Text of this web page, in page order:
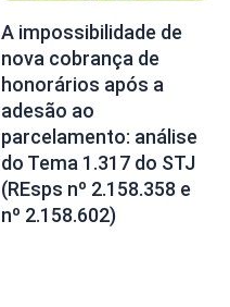
A impossibilidade de
nova cobrança de
honorários após a
adesão ao
parcelamento: análise
do Tema 1.317 do STJ
(REsps nº 2.158.358 e
nº 2.158.602)